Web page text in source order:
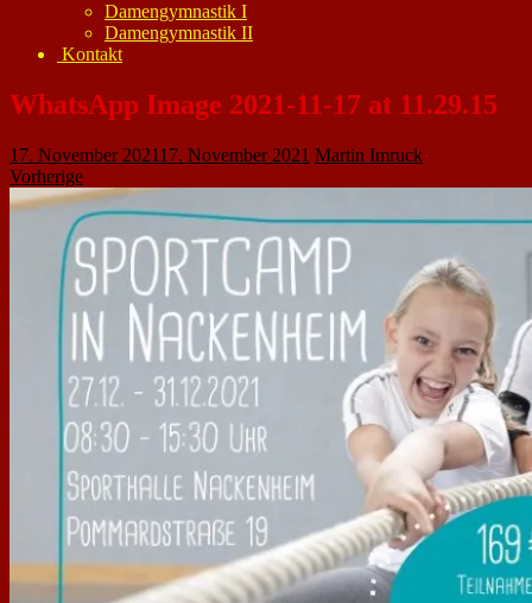
Damengymnastik I
Damengymnastik II
Kontakt
WhatsApp Image 2021-11-17 at 11.29.15
17. November 202117. November 2021 Martin Imruck
Vorherige